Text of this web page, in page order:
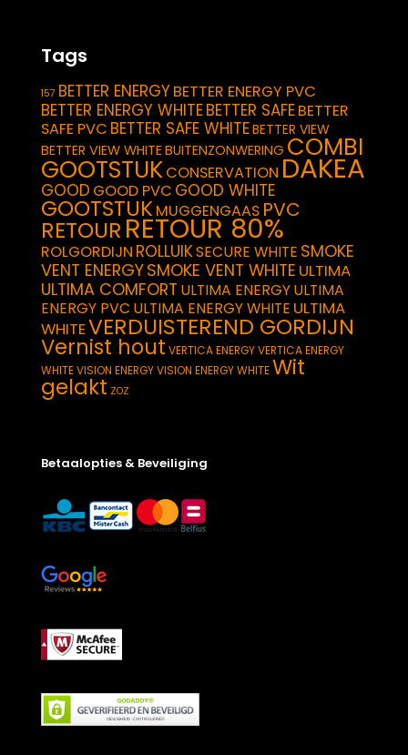
Tags
157 BETTER ENERGYBETTER ENERGY PVC
BETTER ENERGY WHITEBETTER SAFEBETTER
SAFE PVC BETTER SAFE WHITEBETTER VIEW
BETTER VIEW WHITEBUITENZONWERING COMBI
GOOTSTUKCONSERVATION DAKEA
GOOD GOOD PVC GOOD WHITE
GOOTSTUKMUGGENGAAS PVC
RETOUR RETOUR 80%
ROLGORDIJN ROLLUIKSECURE WHITE SMOKE
VENT ENERGYSMOKE VENT WHITE ULTIMA
ULTIMA COMFORT ULTIMA ENERGYULTIMA
ENERGY PVC ULTIMA ENERGY WHITE ULTIMA
WHITEVERDUISTEREND GORDIJN
Vernist hout VERTICA ENERGYVERTICA ENERGY
WHITEVISION ENERGYVISION ENERGY WHITEWit
gelakt ZOZ
Betaalopties & Beveiliging